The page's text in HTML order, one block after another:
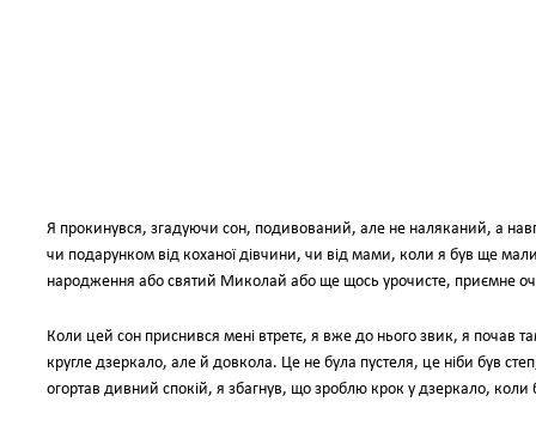
Я прокинувся, згадуючи сон, подивований, але не наляканий, а
чи подарунком від коханої дівчини, чи від мами, коли я був ще
народження або святий Миколай або ще щось урочисте, приємне
Коли цей сон приснився мені втретє, я вже до нього звик, я почав
кругле дзеркало, але й довкола. Це не була пустеля, це ніби був
огортав дивний спокій, я збагнув, що зроблю крок у дзеркало,